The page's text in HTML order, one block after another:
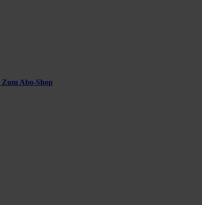
Zum Abo-Shop